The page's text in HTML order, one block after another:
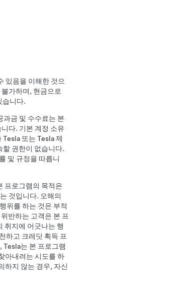
있음을 이해한 것으
가하며, 현금으로
습니다.
과금 및 수수료는 본
다. 기본 계정 소유
또는 Tesla 제
할 권한이 없습니다.
및 규정을 따릅니
프로그램의 목적은
것입니다. 오해의
위를 하는 것은 부적
반하는 고객은 본 프
취지에 어긋나는 행
하고 크레딧 획득 프
Tesla는 본 프로그램
아내려는 시도를 하
하지 않는 경우, 자신